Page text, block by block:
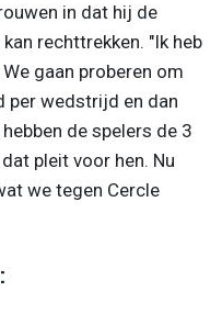
in dat hij de
rechttrekken. "Ik heb
gaan proberen om
per wedstrijd en dan
de spelers de 3
pleit voor hen. Nu
we tegen Cercle